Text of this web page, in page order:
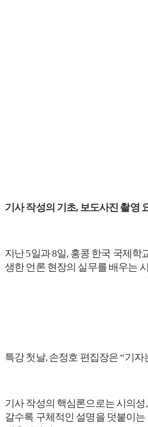
기사 작성의 기초, 보도사진 촬영
지난 5일과 8일, 홍콩 한국 국제
생한 언론 현장의 실무를 배우는
특강 첫날, 손정호 편집장은 “기
기사 작성의 핵심론으로는 시의
갈수록 구체적인 설명을 덧붙이